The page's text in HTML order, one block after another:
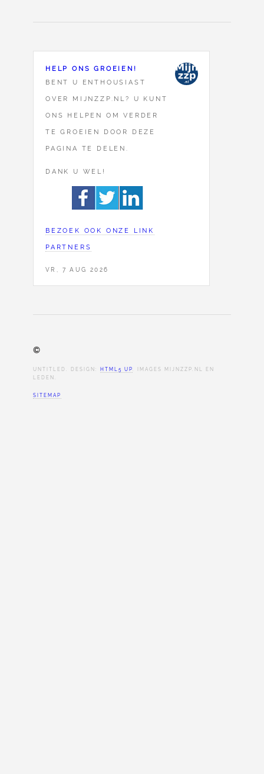
HELP ONS GROEIEN!
BENT U ENTHOUSIAST
OVER MIJNZZP.NL? U KUNT
ONS HELPEN OM VERDER
TE GROEIEN DOOR DEZE
PAGINA TE DELEN.
DANK U WEL!
BEZOEK OOK ONZE LINK
PARTNERS
VR, 7 AUG 2026
©
UNTITLED. DESIGN: HTML5 UP. IMAGES MIJNZZP.NL EN
LEDEN.
SITEMAP